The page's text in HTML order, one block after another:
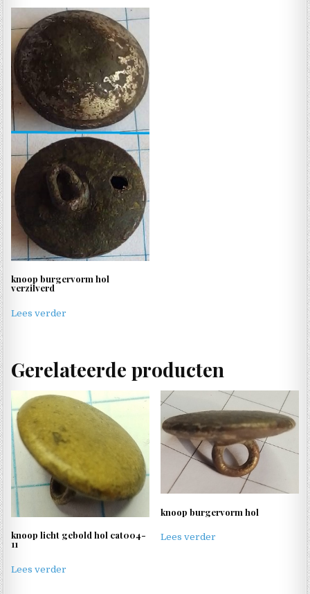
knoop burgervorm hol
verzilverd
Lees verder
Gerelateerde producten
knoop licht gebold hol cat004-
11
Lees verder
knoop burgervorm hol
Lees verder